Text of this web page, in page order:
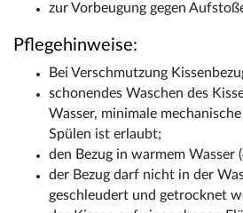
zur Vorbeugung gegen
Pflegehinweise:
Bei Verschmutzung
schonendes Waschen des
Wasser, minimale
Spülen ist erlaubt;
den Bezug in warmem Wasser
der Bezug darf nicht in der
geschleudert und getrocknet